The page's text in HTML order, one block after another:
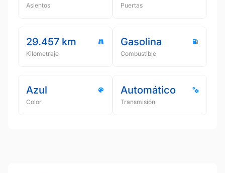
Asientos Puertas
29.457 km
Kilometraje
Gasolina
Combustible
Azul
Color
Automático
Transmisión